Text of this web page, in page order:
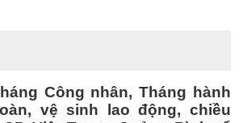
Công nhân, Tháng hành
vệ sinh lao động, chiều